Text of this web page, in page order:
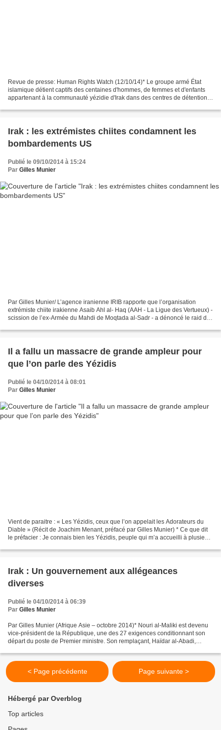
Revue de presse: Human Rights Watch (12/10/14)* Le groupe armé État
islamique détient captifs des centaines d'hommes, de femmes et d'enfants
appartenant à la communauté yézidie d'Irak dans des centres de détention
Irak : les extrémistes chiites condamnent les
bombardements US
Publié le 09/10/2014 à 15:24
Par Gilles Munier
Par Gilles Munier/ L’agence iranienne IRIB rapporte que l’organisation
extrémiste chiite irakienne Asaib Ahl al- Haq (AAH - La Ligue des Vertueux) -
scission de l’ex-Armée du Mahdi de Moqtada al-Sadr - a dénoncé le raid de
Il a fallu un massacre de grande ampleur pour
que l’on parle des Yézidis
Publié le 04/10/2014 à 08:01
Par Gilles Munier
Vient de paraitre : « Les Yézidis, ceux que l’on appelait les Adorateurs du
Diable » (Récit de Joachim Menant, préfacé par Gilles Munier) * Ce que dit
le préfacier : Je connais bien les Yézidis, peuple qui m’a accueilli à plusieurs
Irak : Un gouvernement aux allégeances
diverses
Publié le 04/10/2014 à 06:39
Par Gilles Munier
Par Gilles Munier (Afrique Asie – octobre 2014)* Nouri al-Maliki est devenu
vice-président de la République, une des 27 exigences conditionnant son
départ du poste de Premier ministre. Son remplaçant, Haïdar al-Abadi,
< Page précédente Page suivante >
Hébergé par Overblog
Top articles